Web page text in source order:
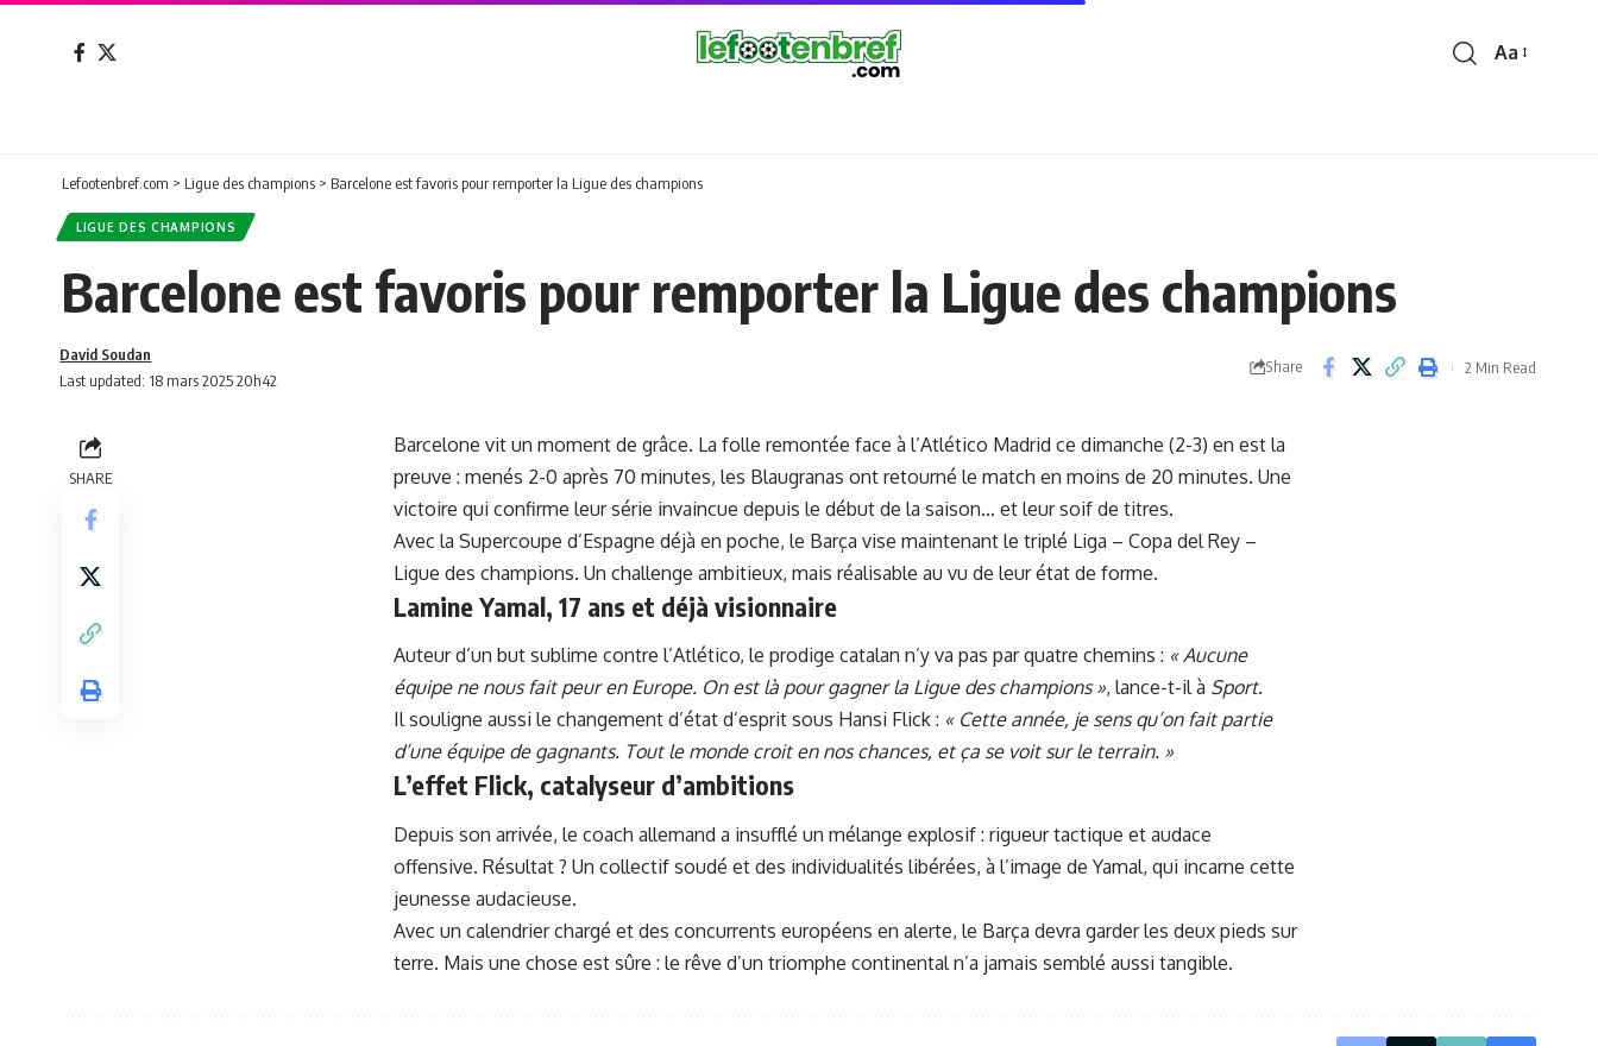
Font
Aa
Lefootenbref.com > Ligue des champions > Barcelone est favoris pour remporter la Ligue des champions
LIGUE DES CHAMPIONS
Barcelone est favoris pour remporter la Ligue des champions
Last updated: 18 mars 2025 20h42
David Soudan
Share 2 Min Read
SHARE
Barcelone vit un moment de grâce. La folle remontée face à l’Atlético Madrid ce dimanche (2-3) en est la
preuve : menés 2-0 après 70 minutes, les Blaugranas ont retourné le match en moins de 20 minutes. Une
victoire qui confirme leur série invaincue depuis le début de la saison… et leur soif de titres.
Avec la Supercoupe d’Espagne déjà en poche, le Barça vise maintenant le triplé Liga – Copa del Rey –
Ligue des champions. Un challenge ambitieux, mais réalisable au vu de leur état de forme.
Lamine Yamal, 17 ans et déjà visionnaire
Auteur d’un but sublime contre l’Atlético, le prodige catalan n’y va pas par quatre chemins : « Aucune
équipe ne nous fait peur en Europe. On est là pour gagner la Ligue des champions », lance-t-il à Sport.
Il souligne aussi le changement d’état d’esprit sous Hansi Flick : « Cette année, je sens qu’on fait partie
d’une équipe de gagnants. Tout le monde croit en nos chances, et ça se voit sur le terrain. »
L’effet Flick, catalyseur d’ambitions
Depuis son arrivée, le coach allemand a insufflé un mélange explosif : rigueur tactique et audace
offensive. Résultat ? Un collectif soudé et des individualités libérées, à l’image de Yamal, qui incarne cette
jeunesse audacieuse.
Avec un calendrier chargé et des concurrents européens en alerte, le Barça devra garder les deux pieds sur
terre. Mais une chose est sûre : le rêve d’un triomphe continental n’a jamais semblé aussi tangible.